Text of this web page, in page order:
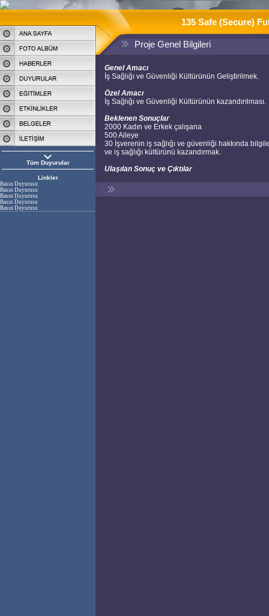
Tüm Duyurular
Linkler
Basın Duyurusu
Basın Duyurusu
Basın Duyurusu
Basın Duyurusu
Basın Duyurusu
135 Safe (Secure)
Proje Genel Bilgileri
Genel Amacı
İş Sağlığı ve Güvenliği Kültürünün Geliştirilmek.
Özel Amacı
İş Sağlığı ve Güvenliği Kültürünün kazandırılması.
Beklenen Sonuçlar
2000 Kadın ve Erkek çalışana
500 Aileye
30 İşverenin iş sağlığı ve güvenliği hakkında
ve iş sağlığı kültürünü kazandırmak.
Ulaşılan Sonuç ve Çıktılar